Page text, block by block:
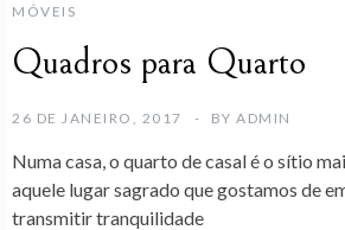
MÓVEIS
Quadros para Quarto
26 DE JANEIRO, 2017 BY ADMIN
Numa casa, o quarto de casal é o sítio
aquele lugar sagrado que gostamos de
transmitir tranquilidade